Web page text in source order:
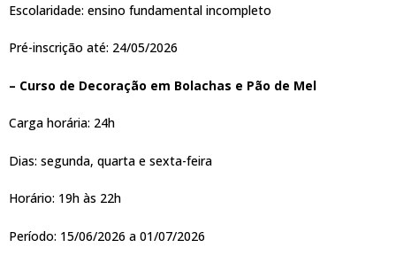
Escolaridade: ensino fundamental incompleto
Pré-inscrição até: 24/05/2026
– Curso de Decoração em Bolachas e Pão de Mel
Carga horária: 24h
Dias: segunda, quarta e sexta-feira
Horário: 19h às 22h
Período: 15/06/2026 a 01/07/2026